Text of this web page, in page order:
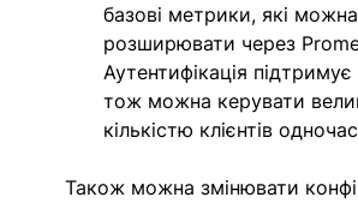
базові метрики, які можна
розширювати через
Аутентифікація
тож можна керувати
кількістю клієнтів
Також можна змінювати